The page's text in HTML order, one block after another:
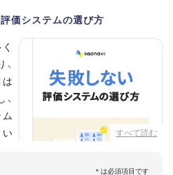
価システムの選び方
すべて読む